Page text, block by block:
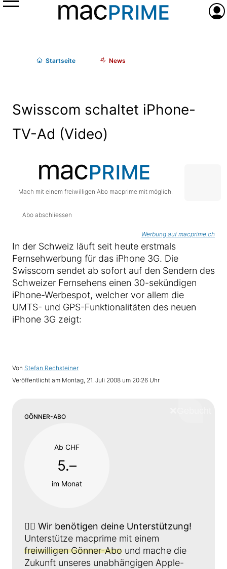
Menü
Startseite News
Swisscom schaltet iPhone-
TV-Ad (Video)
Mach mit einem freiwilligen Abo macprime mit möglich.
Abo abschliessen
Werbung auf macprime.ch
In der Schweiz läuft seit heute erstmals
Fernsehwerbung für das iPhone 3G. Die
Swisscom sendet ab sofort auf den Sendern des
Schweizer Fernsehens einen 30-sekündigen
iPhone-Werbespot, welcher vor allem die
UMTS- und GPS-Funktionalitäten des neuen
iPhone 3G zeigt:
Von Stefan Rechsteiner
Veröffentlicht am Montag, 21. Juli 2008 um 20:26 Uhr
GÖNNER-ABO
Ab CHF
5.–
im Monat
👉🏼 Wir benötigen deine Unterstützung!
Unterstütze macprime mit einem
freiwilligen Gönner-Abo und mache die
Zukunft unseres unabhängigen Apple-